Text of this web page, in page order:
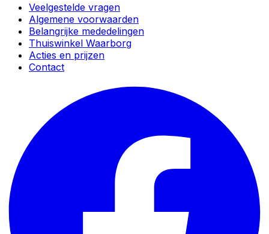
Veelgestelde vragen
Algemene voorwaarden
Belangrijke mededelingen
Thuiswinkel Waarborg
Acties en prijzen
Contact